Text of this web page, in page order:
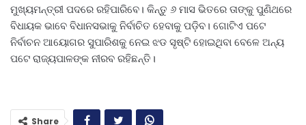
ମୁଖ୍ୟମନ୍ତ୍ରୀ ପଦରେ ରହିପାରିବେ। କିନ୍ତୁ ୬ ମାସ ଭିତରେ ତାଙ୍କୁ ପୁଣିଥରେ
ବିଧାୟକ ଭାବେ ବିଧାନସଭାକୁ ନିର୍ବାଚିତ ହେବାକୁ ପଡ଼ିବ। ଗୋଟିଏ ପଟେ
ନିର୍ବାଚନ ଆୟୋଗର ସୁପାରିଶକୁ ନେଇ ଝଡ ସୃଷ୍ଟି ହୋଇଥିବା ବେଳେ ଅନ୍ୟ
ପଟେ ରାଜ୍ୟପାଳଙ୍କ ନୀରବ ରହିଛନ୍ତି।
Share